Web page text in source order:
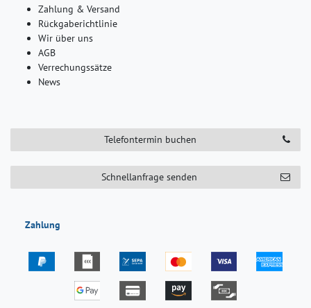
Zahlung & Versand
Rückgaberichtlinie
Wir über uns
AGB
Verrechungssätze
News
Telefontermin buchen
Schnellanfrage senden
Zahlung